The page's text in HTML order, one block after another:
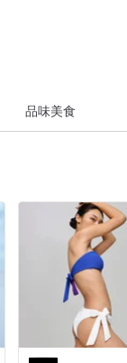
品味美食